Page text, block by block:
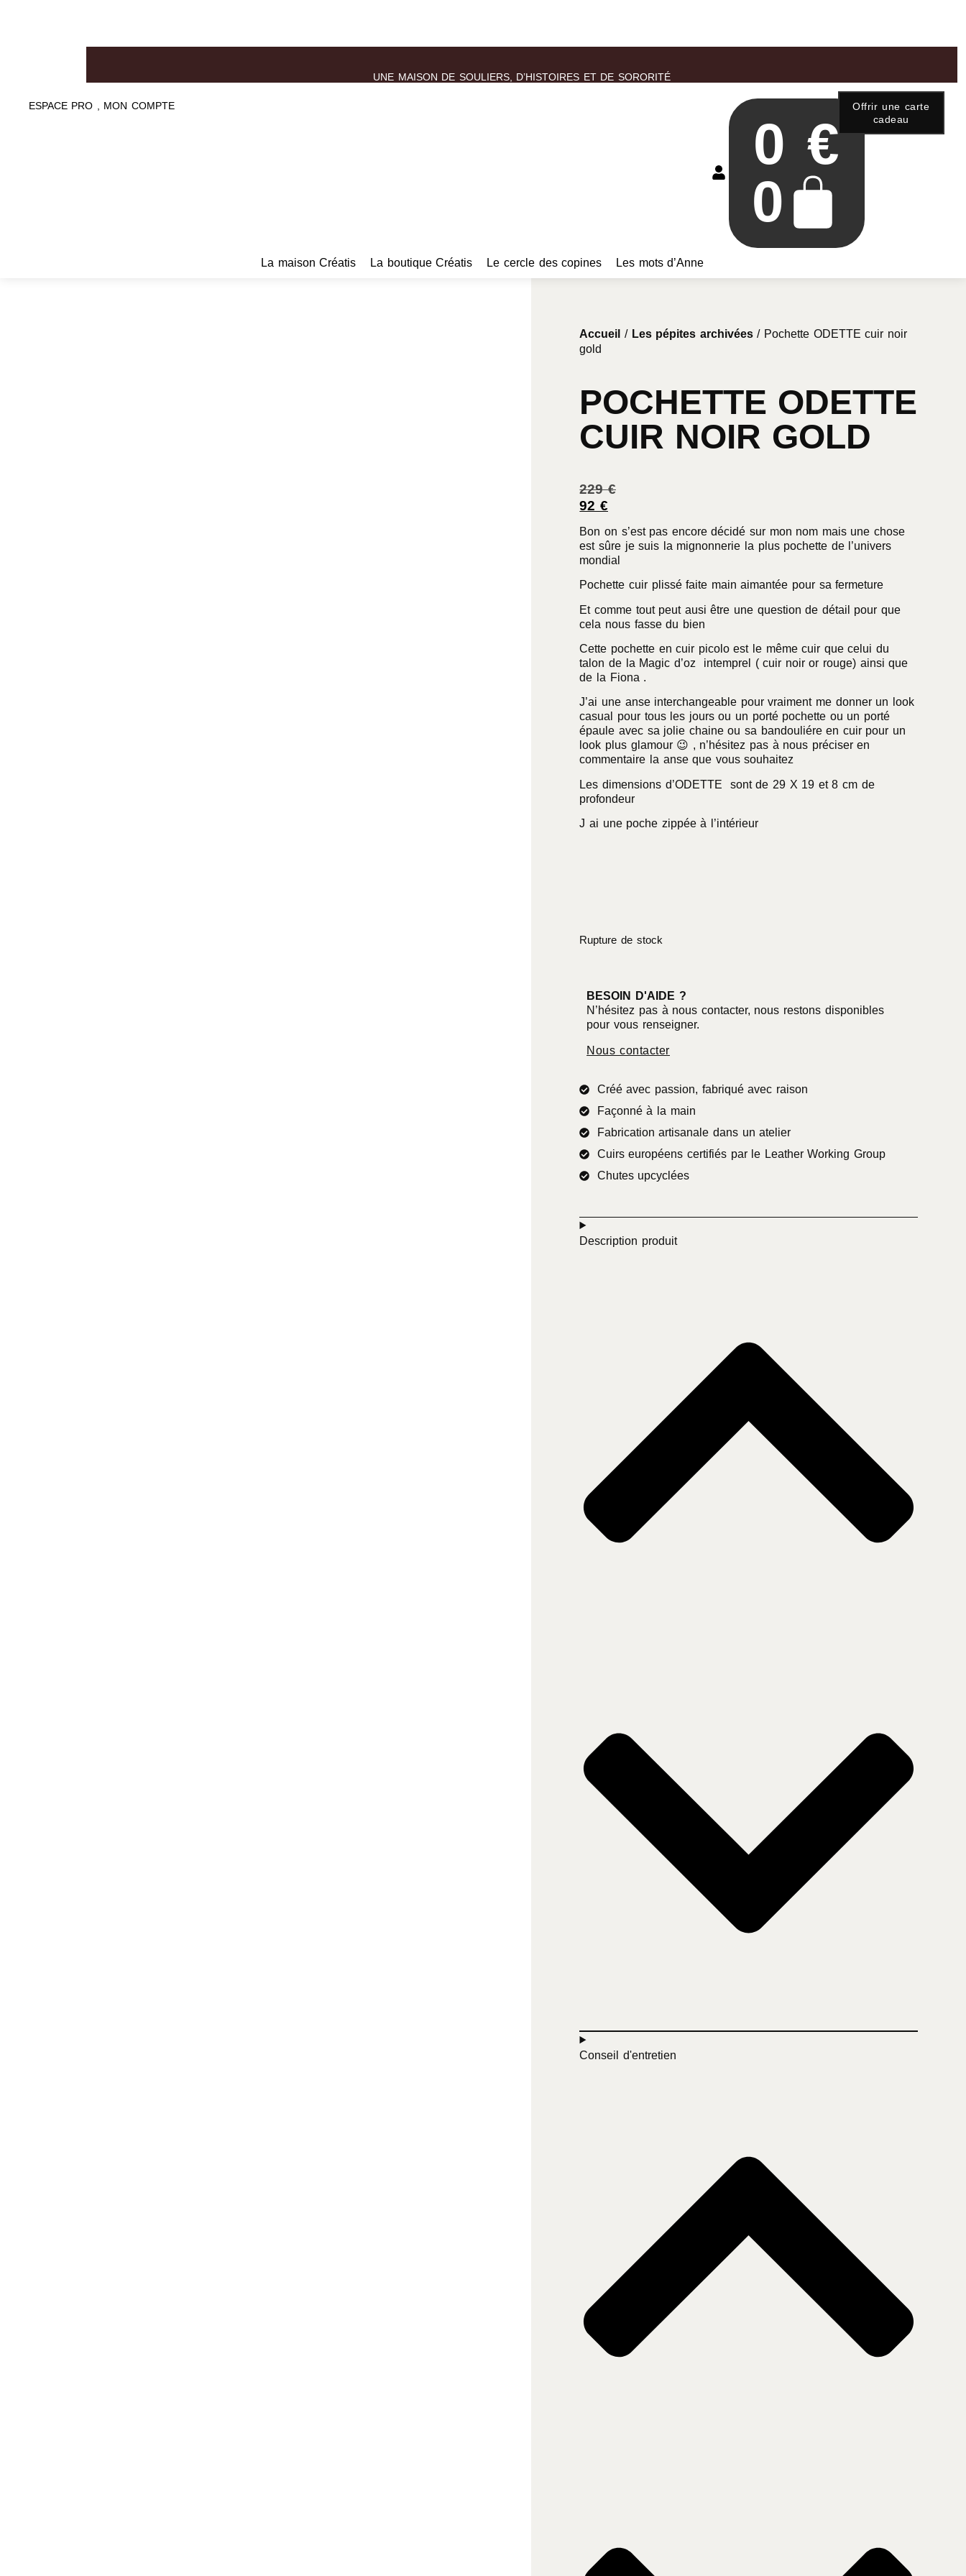
UNE MAISON DE SOULIERS, D’HISTOIRES ET DE SORORITÉ
ESPACE PRO , MON COMPTE
0€
0
Offrir une carte
cadeau
La maison Créatis La boutique Créatis Le cercle des copines Les mots d’Anne
Accueil / Les pépites archivées/ Pochette ODETTE cuir noir
gold
POCHETTE ODETTE
CUIR NOIR GOLD
229€
92 €
Bon on s’est pas encore décidé sur mon nom mais une chose
est sûre je suis la mignonnerie la plus pochette de l’univers
mondial
Pochette cuir plissé faite main aimantée pour sa fermeture
Et comme tout peut ausi être une question de détail pour que
cela nous fasse du bien
Cette pochette en cuir picolo est le même cuir que celui du
talon de la Magic d’oz intemprel ( cuir noir or rouge) ainsi que
de la Fiona .
J’ai une anse interchangeable pour vraiment me donner un look
casual pour tous les jours ou un porté pochette ou un porté
épaule avec sa jolie chaine ou sa bandouliére en cuir pour un
look plus glamour 😉 , n’hésitez pas à nous préciser en
commentaire la anse que vous souhaitez
Les dimensions d’ODETTE sont de 29 X 19 et 8 cm de
profondeur
J ai une poche zippée à l’intérieur
Rupture de stock
BESOIN D'AIDE ?
N’hésitez pas à nous contacter, nous restons disponibles
pour vous renseigner.
Nous contacter
Créé avec passion, fabriqué avec raison
Façonné à la main
Fabrication artisanale dans un atelier
Cuirs européens certifiés par le Leather Working Group
Chutes upcyclées
Description produit
Conseil d'entretien